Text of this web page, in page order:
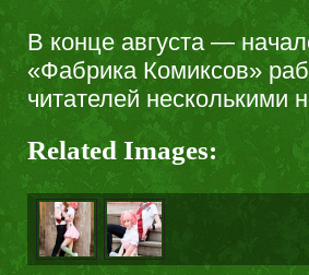
В конце августа —
«Фабрика Комиксов»
читателей несколькими
Related Images: